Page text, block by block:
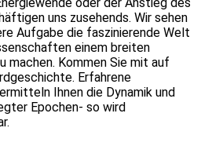
uns zusehends. Wir sehen
Aufgabe die faszinierende Welt
einem breiten
machen. Kommen Sie mit auf
Erfahrene
Ihnen die Dynamik und
Epochen- so wird